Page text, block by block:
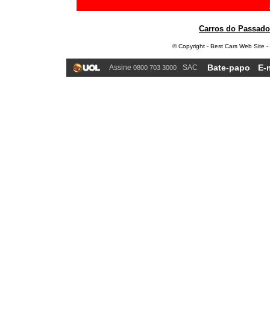
Carros do Passado
© Copyright - Best Cars Web Site
Assine 0800 703 3000 SAC Bate-papo E-